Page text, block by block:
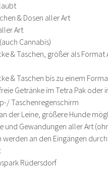
& Dosen aller Art
Art
Cannabis)
& Taschen, größer als Format
& Taschen bis zu einem
Getränke im Tetra Pak oder
Taschenregenschirm
der Leine, größere Hunde
und Gewandungen aller Art
werden an den Eingängen
Rüdersdorf